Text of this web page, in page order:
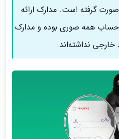
گرفته است. مدارک ارائه
حساب همه صوری بوده و مدارک
نداشته‌اند.